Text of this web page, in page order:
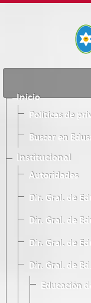
Inicio
Políticas de
Buscar en
Institucional
Autoridades
Dir. Gral. de
Dir. Gral. de
Dir. Gral. de
Dir. Gral. de
Educación